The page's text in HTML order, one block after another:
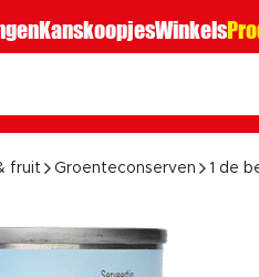
KanskoopjesWinkels
fruit Groenteconserven 1 de